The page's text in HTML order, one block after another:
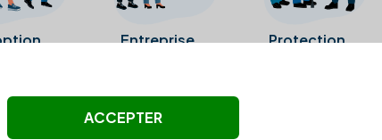
Entreprise Protection
ni été vérifiés par Alexia.fr.
ACCEPTER